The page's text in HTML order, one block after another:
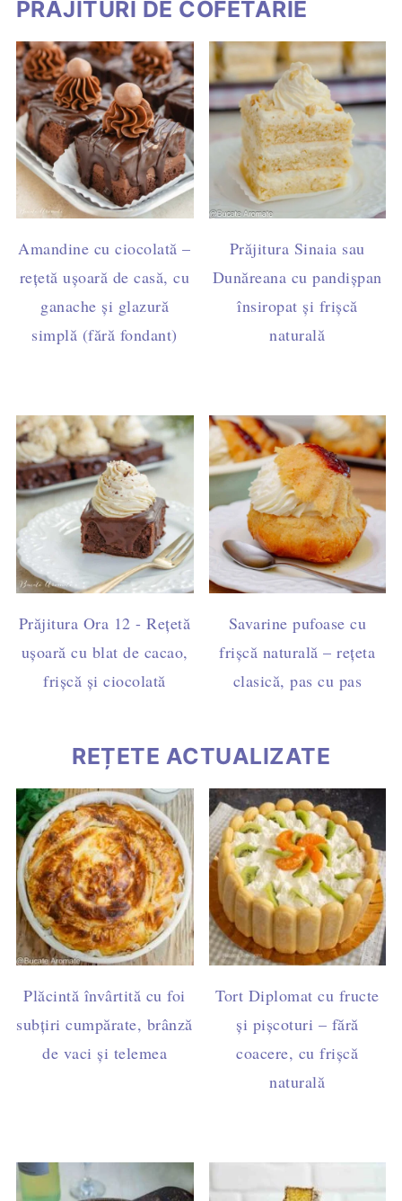
PRĂJITURI DE COFETĂRIE
Amandine cu ciocolată –
rețetă ușoară de casă, cu
ganache și glazură
simplă (fără fondant)
Prăjitura Sinaia sau
Dunăreana cu pandișpan
însiropat și frișcă
naturală
Prăjitura Ora 12 - Rețetă
ușoară cu blat de cacao,
frișcă și ciocolată
Savarine pufoase cu
frișcă naturală – rețeta
clasică, pas cu pas
REȚETE ACTUALIZATE
Plăcintă învârtită cu foi
subțiri cumpărate, brânză
de vaci și telemea
Tort Diplomat cu fructe
și pișcoturi – fără
coacere, cu frișcă
naturală